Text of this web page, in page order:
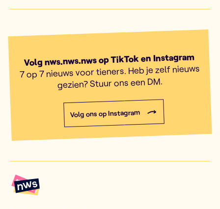
Volg nws.nws.nws op TikTok en Instagram
7 op 7 nieuws voor tieners. Heb je zelf nieuws
gezien? Stuur ons een DM.
Volg ons op Instagram